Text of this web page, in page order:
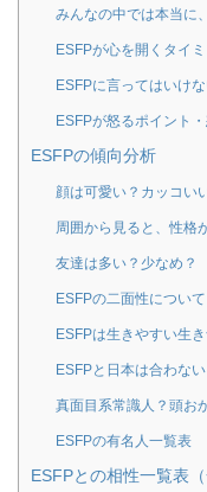
みんなの中では本当に
ESFPが心を開くタイ
ESFPに言ってはいけ
ESFPが怒るポイント
ESFPの傾向分析
顔は可愛い？カッコい
周囲から見ると、性格
友達は多い？少なめ？
ESFPの二面性について
ESFPは生きやすい生
ESFPと日本は合わない
真面目系常識人？頭お
ESFPの有名人一覧表
ESFPとの相性一覧表